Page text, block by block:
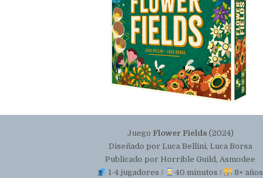
Juego Flower Fields(2024)
Diseñado por Luca Bellini, Luca Borsa
Publicado por Horrible Guild, Asmodee
1-4 jugadores /
40 minutos /
8+ años